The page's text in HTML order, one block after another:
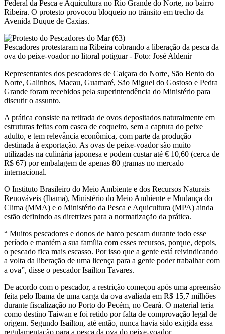
Federal da Pesca e Aquicultura no Rio Grande do Norte, no bairro
Ribeira. O protesto provocou bloqueio no trânsito em trecho da
Avenida Duque de Caxias.
Pescadores protestaram na Ribeira cobrando a liberação da pesca da
ova do peixe-voador no litoral potiguar - Foto: José Aldenir
Representantes dos pescadores de Caiçara do Norte, São Bento do
Norte, Galinhos, Macau, Guamaré, São Miguel do Gostoso e Pedra
Grande foram recebidos pela superintendência do Ministério para
discutir o assunto.
A prática consiste na retirada de ovos depositados naturalmente em
estruturas feitas com casca de coqueiro, sem a captura do peixe
adulto, e tem relevância econômica, com parte da produção
destinada à exportação. As ovas de peixe-voador são muito
utilizadas na culinária japonesa e podem custar até € 10,60 (cerca de
R$ 67) por embalagem de apenas 80 gramas no mercado
internacional.
O Instituto Brasileiro do Meio Ambiente e dos Recursos Naturais
Renováveis (Ibama), Ministério do Meio Ambiente e Mudança do
Clima (MMA) e o Ministério da Pesca e Aquicultura (MPA) ainda
estão definindo as diretrizes para a normatização da prática.
“ Muitos pescadores e donos de barco pescam durante todo esse
período e mantém a sua família com esses recursos, porque, depois,
o pescado fica mais escasso. Por isso que a gente está reivindicando
a volta da liberação de uma licença para a gente poder trabalhar com
a ova”, disse o pescador Isailton Tavares.
De acordo com o pescador, a restrição começou após uma apreensão
feita pelo Ibama de uma carga da ova avaliada em R$ 15,7 milhões
durante fiscalização no Porto do Pecém, no Ceará. O material teria
como destino Taiwan e foi retido por falta de comprovação legal de
origem. Segundo Isailton, até então, nunca havia sido exigida essa
regulamentação para a pesca da ova do peixe-voador.